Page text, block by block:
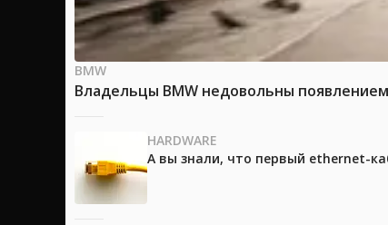
BMW
Владельцы BMW недовольны
HARDWARE
А вы знали, что первый ethernet-